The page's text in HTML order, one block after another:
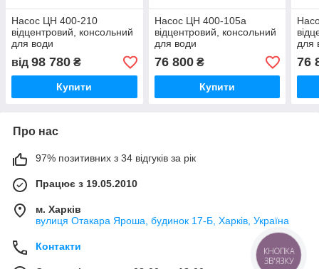
Насос ЦН 400-210
відцентровий, консольний
для води
від 98 780 ₴
Купити
Насос ЦН 400-105а
відцентровий, консольний
для води
76 800₴
Купити
для
76
Про нас
97% позитивних з 34 відгуків за рік
Працює з 19.05.2010
м. Харків
вулиця Отакара Яроша, будинок 17-Б, Харків, Україна
Контакти
КНОПКА
ЗВ'ЯЗКУ